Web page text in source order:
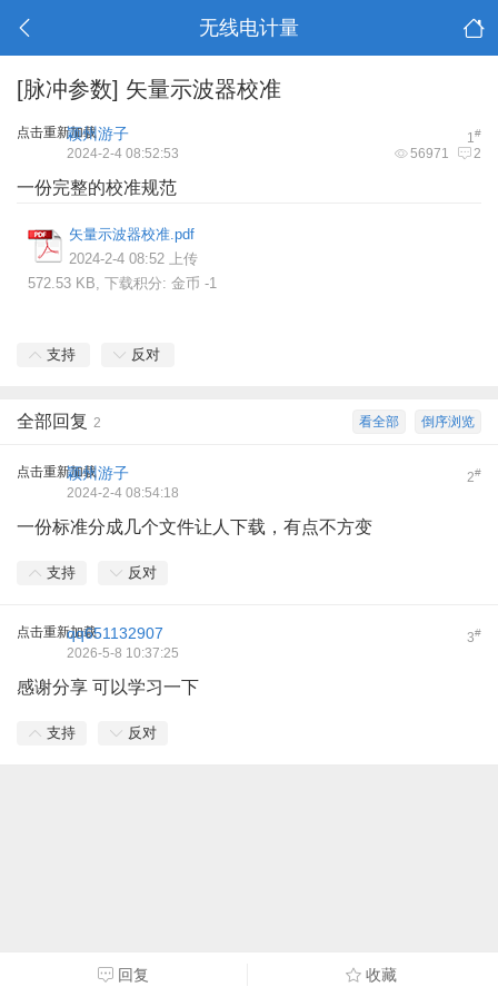
无线电计量
[脉冲参数] 矢量示波器校准
点击重新加载 1#
颖州游子
56971 2
2024-2-4 08:52:53
一份完整的校准规范
矢量示波器校准.pdf
2024-2-4 08:52 上传
572.53 KB, 下载积分: 金币 -1
支持 反对
倒序浏览
看全部
全部回复 2
点击重新加载 2#
颖州游子
2024-2-4 08:54:18
一份标准分成几个文件让人下载，有点不方变
支持 反对
点击重新加载 3#
qq651132907
2026-5-8 10:37:25
感谢分享 可以学习一下
支持 反对
回复 收藏